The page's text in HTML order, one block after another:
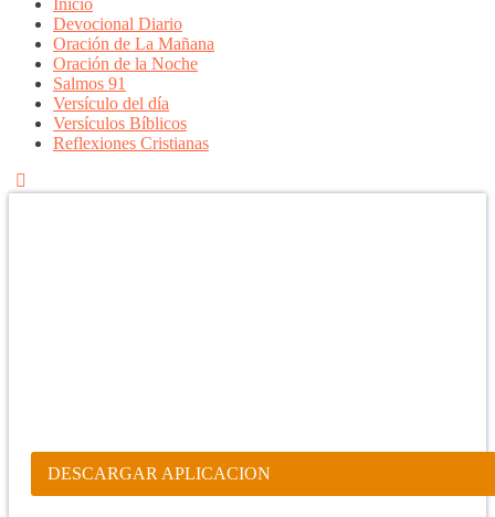
Inicio
Devocional Diario
Oración de La Mañana
Oración de la Noche
Salmos 91
Versículo del día
Versículos Bíblicos
Reflexiones Cristianas
DESCARGAR APLICACION